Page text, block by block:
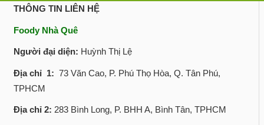
THÔNG TIN LIÊN HỆ
Foody Nhà Quê
Người đại diện: Huỳnh Thị Lệ
Địa chỉ 1: 73 Văn Cao, P. Phú Thọ Hòa, Q. Tân Phú,
TPHCM
Địa chỉ 2: 283 Bình Long, P. BHH A, Bình Tân, TPHCM